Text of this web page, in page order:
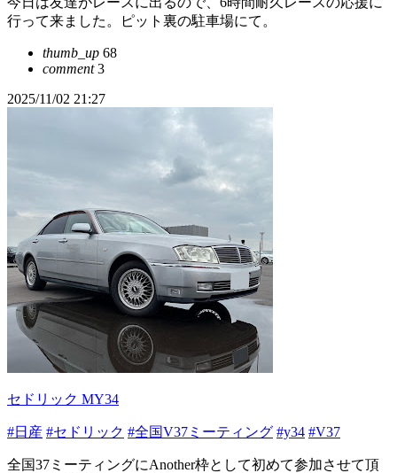
行って来ました。ピット裏の駐車場にて。
thumb_up 68
comment3
2025/11/02 21:27
セドリック MY34
#日産 #セドリック #全国V37ミーティング #y34 #V37
全国37ミーティングにAnother枠として初めて参加させて頂